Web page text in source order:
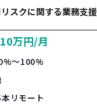
スクに関する業務支援
万円/月
〜100%
リモート